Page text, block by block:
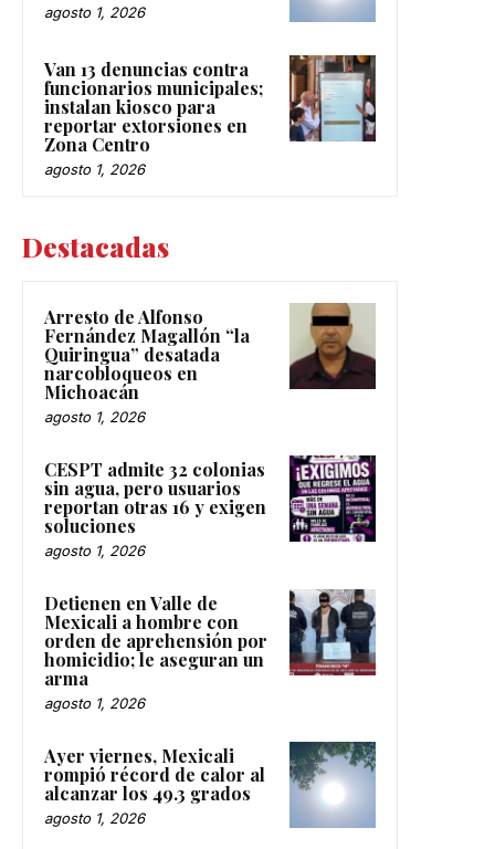
agosto 1, 2026
Van 13 denuncias contra
funcionarios municipales;
instalan kiosco para
reportar extorsiones en
Zona Centro
agosto 1, 2026
Destacadas
Arresto de Alfonso
Fernández Magallón “la
Quiringua” desatada
narcobloqueos en
Michoacán
agosto 1, 2026
CESPT admite 32 colonias
sin agua, pero usuarios
reportan otras 16 y exigen
soluciones
agosto 1, 2026
Detienen en Valle de
Mexicali a hombre con
orden de aprehensión por
homicidio; le aseguran un
arma
agosto 1, 2026
Ayer viernes, Mexicali
rompió récord de calor al
alcanzar los 49.3 grados
agosto 1, 2026